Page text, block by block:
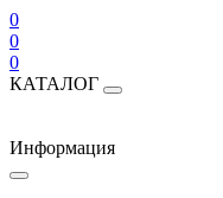
0
0
0
КАТАЛОГ
Информация